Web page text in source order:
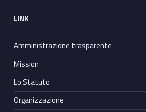
LINK
Amministrazione trasparente
Mission
Lo Statuto
Organizzazione